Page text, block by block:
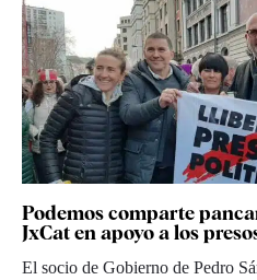
Podemos comparte
JxCat en apoyo a los
El socio de Gobierno de Pedro